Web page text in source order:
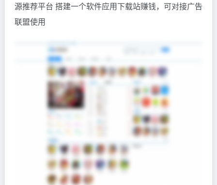
源推荐平台 搭建一个软件应用下载站赚钱，可对接广告
联盟使用